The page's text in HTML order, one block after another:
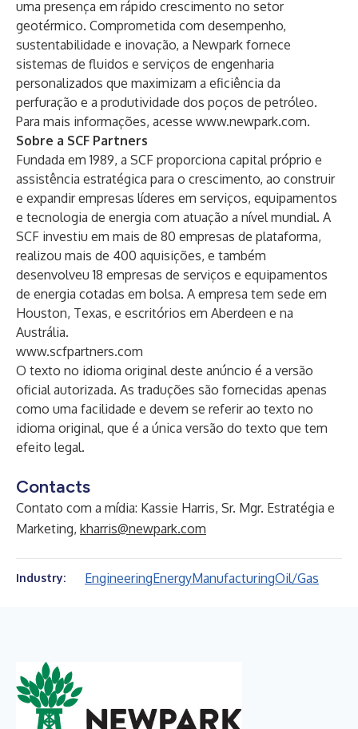
uma presença em rápido crescimento no setor
geotérmico. Comprometida com desempenho,
sustentabilidade e inovação, a Newpark fornece
sistemas de fluidos e serviços de engenharia
personalizados que maximizam a eficiência da
perfuração e a produtividade dos poços de petróleo.
Para mais informações, acesse www.newpark.com.
Sobre a SCF Partners
Fundada em 1989, a SCF proporciona capital próprio e
assistência estratégica para o crescimento, ao construir
e expandir empresas líderes em serviços, equipamentos
e tecnologia de energia com atuação a nível mundial. A
SCF investiu em mais de 80 empresas de plataforma,
realizou mais de 400 aquisições, e também
desenvolveu 18 empresas de serviços e equipamentos
de energia cotadas em bolsa. A empresa tem sede em
Houston, Texas, e escritórios em Aberdeen e na
Austrália.
www.scfpartners.com
O texto no idioma original deste anúncio é a versão
oficial autorizada. As traduções são fornecidas apenas
como uma facilidade e devem se referir ao texto no
idioma original, que é a única versão do texto que tem
efeito legal.
Contacts
Contato com a mídia: Kassie Harris, Sr. Mgr. Estratégia e
Marketing, kharris@newpark.com
Industry: EngineeringEnergyManufacturingOil/Gas